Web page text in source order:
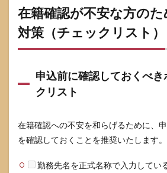
在籍確認が不安な方の
対策（チェックリスト）
申込前に確認しておくべき
クリスト
在籍確認への不安を和らげるために、
を確認しておくことを推奨いたします。
勤務先名を正式名称で入力してい